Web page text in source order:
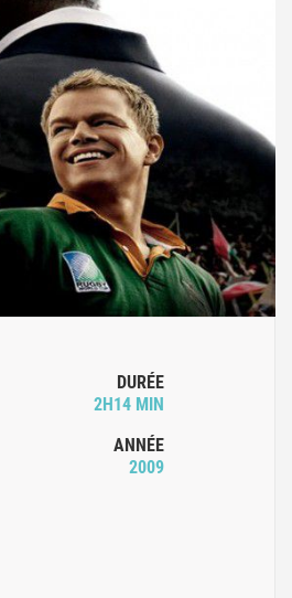
DURÉE
2H14 MIN
ANNÉE
2009